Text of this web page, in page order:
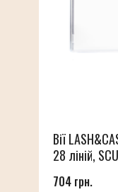
Вії
28 ліній,
704 грн.